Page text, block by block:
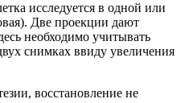
исследуется в одной или
Две проекции дают
необходимо учитывать
снимках ввиду увеличения
восстановление не